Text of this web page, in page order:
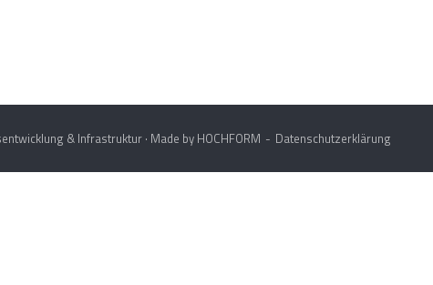
& Infrastruktur · Made by HOCHFORM Datenschutzerklärung